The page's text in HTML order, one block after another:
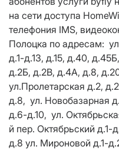
на сети доступа HomeWi
телефония IMS,
Полоцка по адресам:
д.1-д.13, д.15, д.40,
д.2Б, д.2В, д.4А, д.8,
ул.Пролетарская д.2,
д.8, ул. Новобазарная
д.6-д.10, ул.
й пер. Октябрьский
д.8 ул. Мироновой д.1-